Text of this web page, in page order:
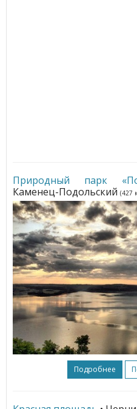
Природный парк
Каменец-Подольский (427
Подробнее